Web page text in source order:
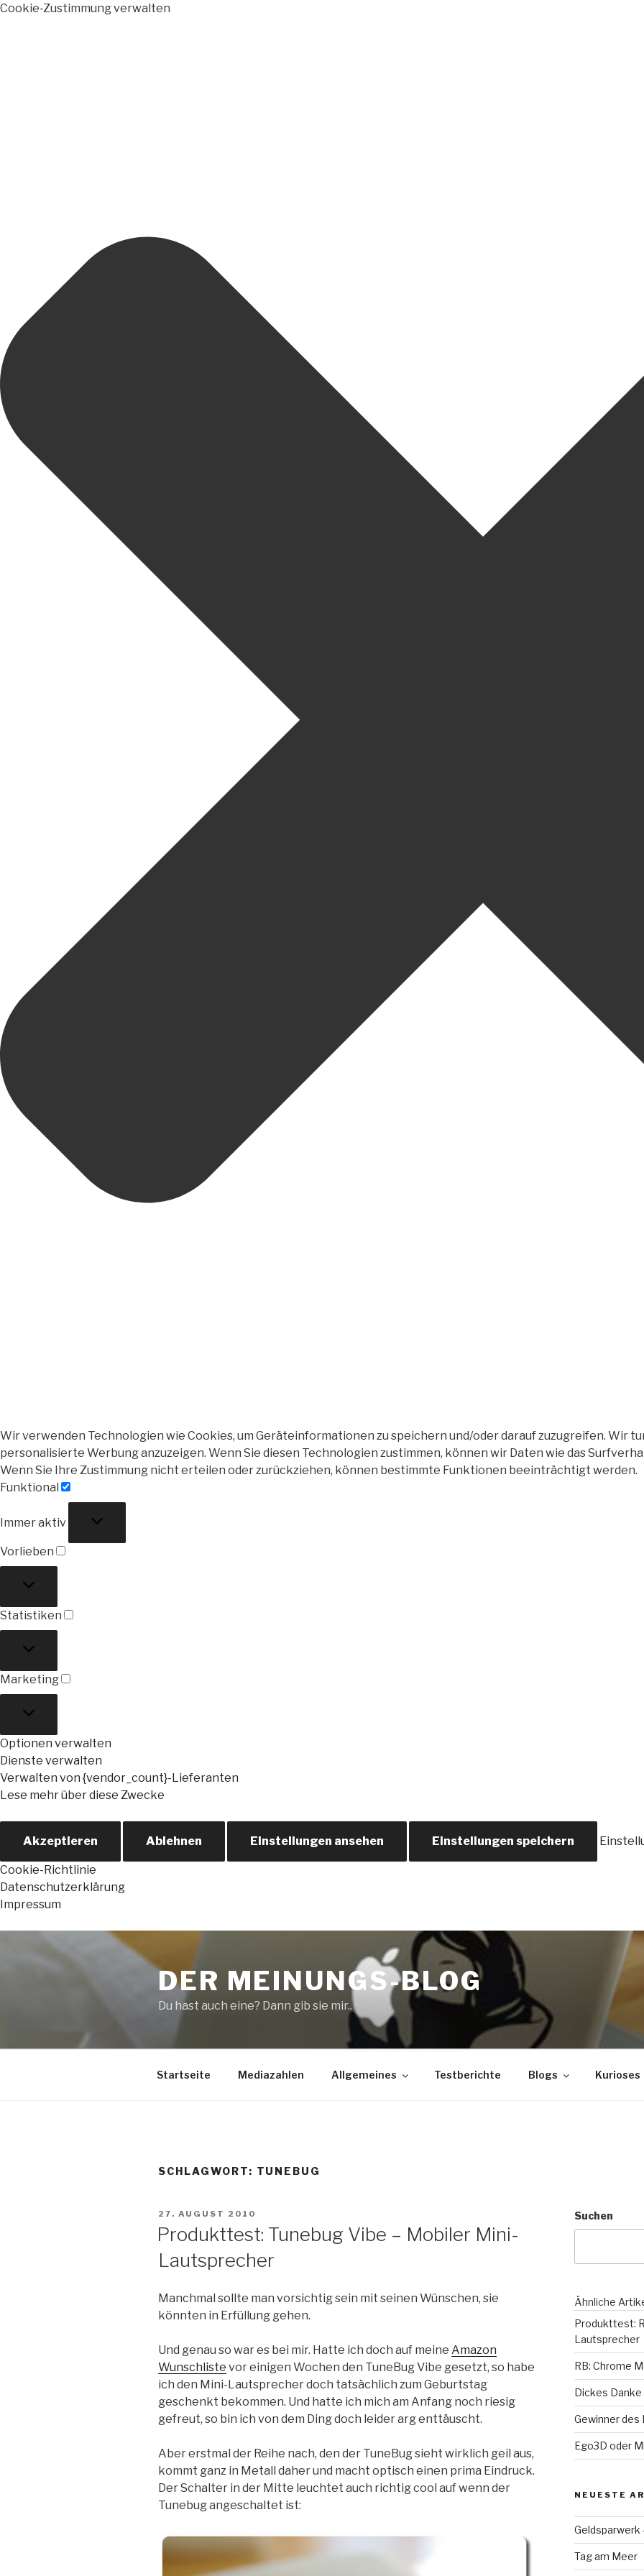
Cookie-Zustimmung verwalten
Wir verwenden Technologien wie Cookies, um Geräteinformationen zu speichern und/oder darauf zuzugreifen. Wir
personalisierte Werbung anzuzeigen. Wenn Sie diesen Technologien zustimmen, können wir Daten wie das
Wenn Sie Ihre Zustimmung nicht erteilen oder zurückziehen, können bestimmte Funktionen beeinträchtigt werden.
Funktional
Immer aktiv
Vorlieben
Statistiken
Marketing
Optionen verwalten
Dienste verwalten
Verwalten von {vendor_count}-Lieferanten
Lese mehr über diese Zwecke
Akzeptieren Ablehnen Einstellungen ansehen Einstellungen speichern
Cookie-Richtlinie
Datenschutzerklärung
Impressum
springen
DER MEINUNGS-BLOG
Du hast auch eine? Dann gib sie mir..
Startseite Mediazahlen Allgemeines Testberichte Blogs Kurioses
SCHLAGWORT: TUNEBUG
VERÖFFENTLICHT
27. AUGUST 2010
Produkttest: Tunebug Vibe – Mobiler Mini-
Lautsprecher
Manchmal sollte man vorsichtig sein mit seinen Wünschen, sie
könnten in Erfüllung gehen.
Und genau so war es bei mir. Hatte ich doch auf meine Amazon
Wunschliste vor einigen Wochen den TuneBug Vibe gesetzt, so habe
ich den Mini-Lautsprecher doch tatsächlich zum Geburtstag
geschenkt bekommen. Und hatte ich mich am Anfang noch riesig
gefreut, so bin ich von dem Ding doch leider arg enttäuscht.
Aber erstmal der Reihe nach, den der TuneBug sieht wirklich geil aus,
kommt ganz in Metall daher und macht optisch einen prima Eindruck.
Der Schalter in der Mitte leuchtet auch richtig cool auf wenn der
Tunebug angeschaltet ist:
Suchen
Ähnliche
Produkttest:
Lautsprecher
RB: Chrome
Dickes
Gewinner des
Ego3D oder
NEUESTE
Geldsparwerk
Tag am Meer